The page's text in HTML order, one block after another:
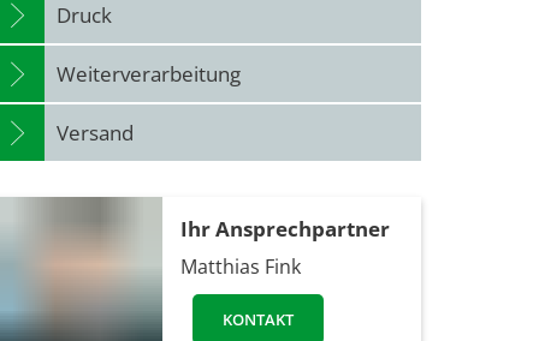
Druck
Weiterverarbeitung
Versand
Ihr Ansprechpartner
Matthias Fink
KONTAKT